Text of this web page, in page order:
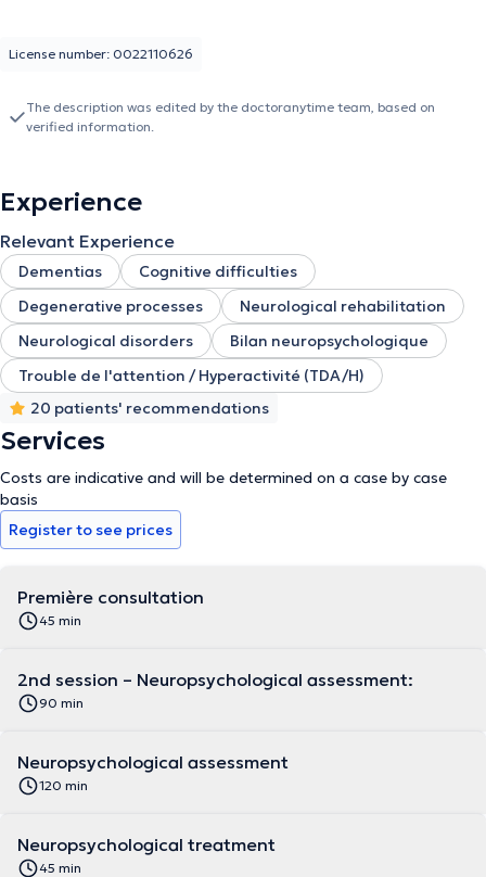
License number: 0022110626
The description was edited by the doctoranytime team, based on
verified information.
Experience
Relevant Experience
Dementias
Cognitive difficulties
Degenerative processes
Neurological rehabilitation
Neurological disorders
Bilan neuropsychologique
Trouble de l'attention / Hyperactivité (TDA/H)
20 patients' recommendations
Services
Costs are indicative and will be determined on a case by case
basis
Register to see prices
Première consultation
45 min
2nd session – Neuropsychological assessment:
90 min
Neuropsychological assessment
120 min
Neuropsychological treatment
45 min